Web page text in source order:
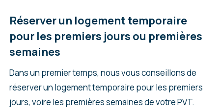
Réserver un logement temporaire
pour les premiers jours ou premières
semaines
Dans un premier temps, nous vous conseillons de
réserver un logement temporaire pour les premiers
jours, voire les premières semaines de votre PVT.